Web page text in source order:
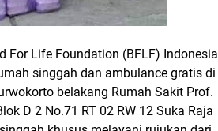
For Life Foundation (BFLF) Indonesia
singgah dan ambulance gratis di
belakang Rumah Sakit Prof.
D 2 No.71 RT 02 RW 12 Suka Raja